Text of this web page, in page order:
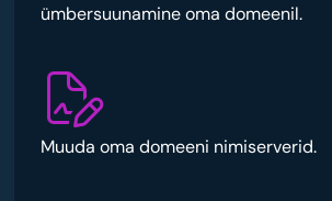
ümbersuunamine oma domeenil.
Muuda oma domeeni nimiserverid.